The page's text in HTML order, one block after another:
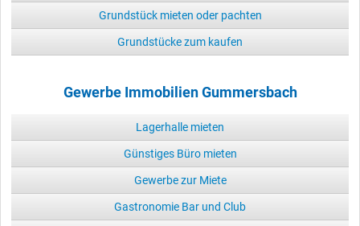
Grundstück mieten oder pachten
Grundstücke zum kaufen
Gewerbe Immobilien Gummersbach
Lagerhalle mieten
Günstiges Büro mieten
Gewerbe zur Miete
Gastronomie Bar und Club